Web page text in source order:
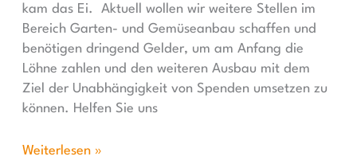
kam das Ei. Aktuell wollen wir weitere Stellen im
Bereich Garten- und Gemüseanbau schaffen und
benötigen dringend Gelder, um am Anfang die
Löhne zahlen und den weiteren Ausbau mit dem
Ziel der Unabhängigkeit von Spenden umsetzen zu
können. Helfen Sie uns
Weiterlesen »